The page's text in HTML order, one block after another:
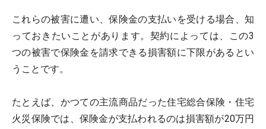
これらの被害に遭い、保険金の支払いを受ける場合、知
っておきたいことがあります。契約によっては、この3
つの被害で保険金を請求できる損害額に下限があるとい
うことです。
たとえば、かつての主流商品だった住宅総合保険・住宅
火災保険では、保険金が支払われるのは損害額が20万円